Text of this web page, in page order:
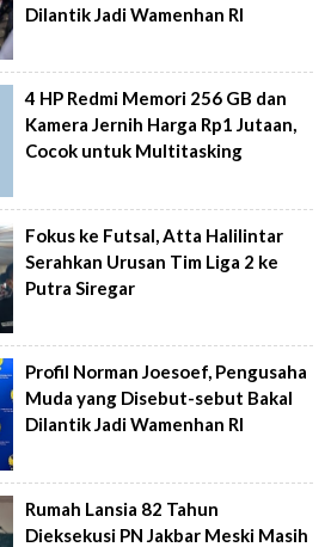
Dilantik Jadi Wamenhan RI
4 HP Redmi Memori 256 GB dan
Kamera Jernih Harga Rp1 Jutaan,
Cocok untuk Multitasking
Fokus ke Futsal, Atta Halilintar
Serahkan Urusan Tim Liga 2 ke
Putra Siregar
Profil Norman Joesoef, Pengusaha
Muda yang Disebut-sebut Bakal
Dilantik Jadi Wamenhan RI
Rumah Lansia 82 Tahun
Dieksekusi PN Jakbar Meski Masih